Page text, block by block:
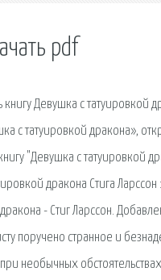
pdf
книгу Девушка с
с татуировкой дракона»,
"Девушка с татуировкой
дракона Стига
- Стиг Ларссон.
поручено странное и
необычных